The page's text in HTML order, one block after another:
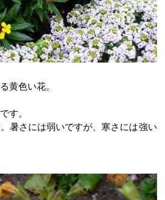
黄色い花。
す。
暑さには弱いですが、寒さには強い